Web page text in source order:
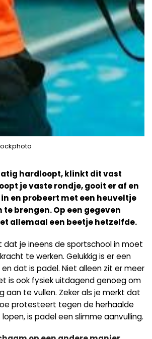
hardloopt, klinkt dit vast
je vaste rondje, gooit er af en
en probeert met een heuveltje
brengen. Op een gegeven
allemaal een beetje hetzelfde.
je ineens de sportschool in moet
te werken. Gelukkig is er een
dat is padel. Niet alleen zit er meer
is ook fysiek uitdagend genoeg om
aan te vullen. Zeker als je merkt dat
protesteert tegen de herhaalde
is padel een slimme aanvulling.